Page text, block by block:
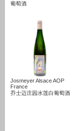
葡萄酒
Josmeyer Alsace AOP
France
乔士迈庄园水莲白葡萄酒